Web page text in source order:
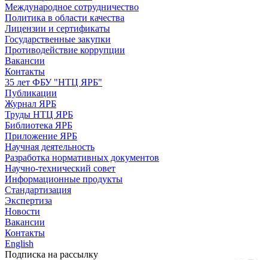
Международное сотрудничество
Политика в области качества
Лицензии и сертификаты
Государственные закупки
Противодействие коррупции
Вакансии
Контакты
35 лет ФБУ "НТЦ ЯРБ"
Публикации
Журнал ЯРБ
Труды НТЦ ЯРБ
Библиотека ЯРБ
Приложение ЯРБ
Научная деятельность
Разработка нормативных документов
Научно-технический совет
Информационные продукты
Стандартизация
Экспертиза
Новости
Вакансии
Контакты
English
Подписка на рассылку